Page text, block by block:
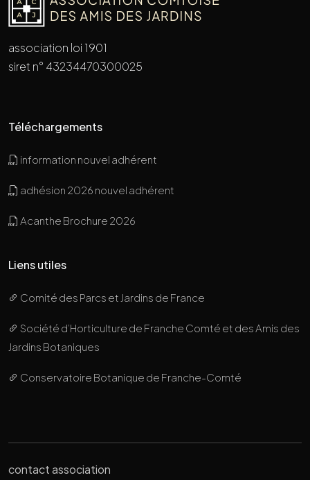
association loi 1901
siret n° 43234470300025
Téléchargements
information nouvel adhérent
adhésion 2026 nouvel adhérent
Acanthe Brochure 2026
Liens utiles
Comité des Parcs et Jardins de France
Société d’Horticulture de Franche Comté et des Amis des
Jardins Botaniques
Conservatoire Botanique de Franche-Comté
contact association